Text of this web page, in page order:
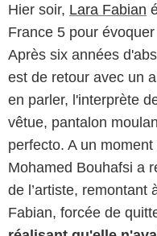
Hier soir, Lara Fabian
France 5 pour
Après six années
est de retour avec un
en parler, l'interprète
vêtue, pantalon
perfecto. A un
Mohamed Bouhafsi a
de l’artiste, remontant
Fabian, forcée de